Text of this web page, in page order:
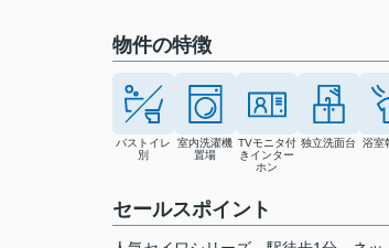
物件の特徴
バストイレ
別
室内洗濯機
置場
TVモニタ付
きインター
ホン
独立洗面台 浴室
セールスポイント